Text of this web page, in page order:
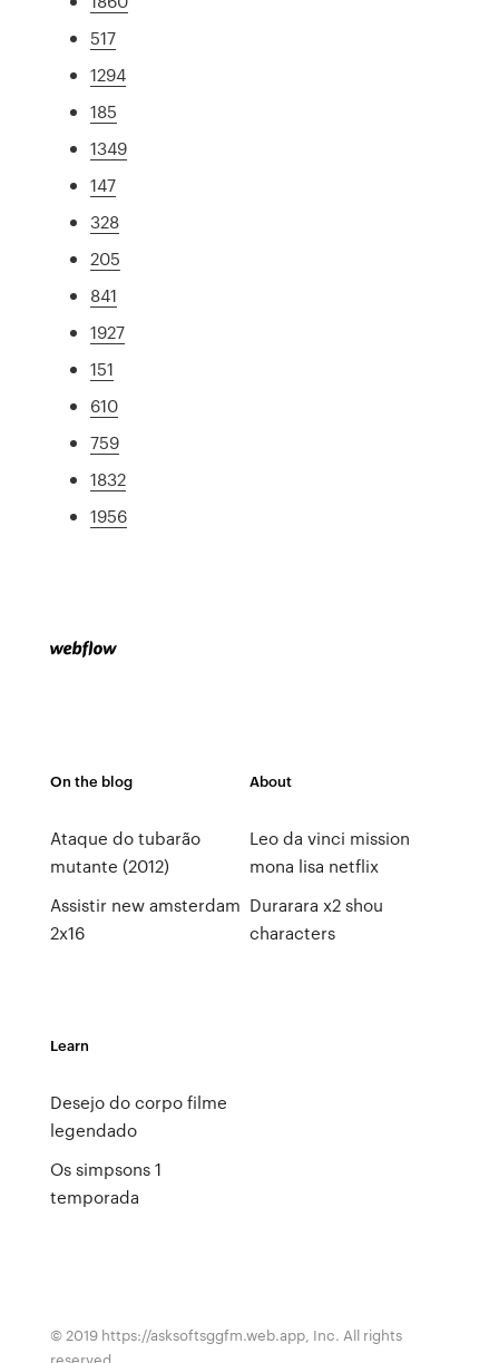
517
1294
185
1349
147
328
205
841
1927
151
610
759
1832
1956
On the blog
Ataque do tubarão
mutante (2012)
Assistir new amsterdam
2x16
About
Leo da vinci mission
mona lisa netflix
Durarara x2 shou
characters
Learn
Desejo do corpo filme
legendado
Os simpsons 1
temporada
© 2019 https://asksoftsggfm.web.app, Inc. All rights
reserved.